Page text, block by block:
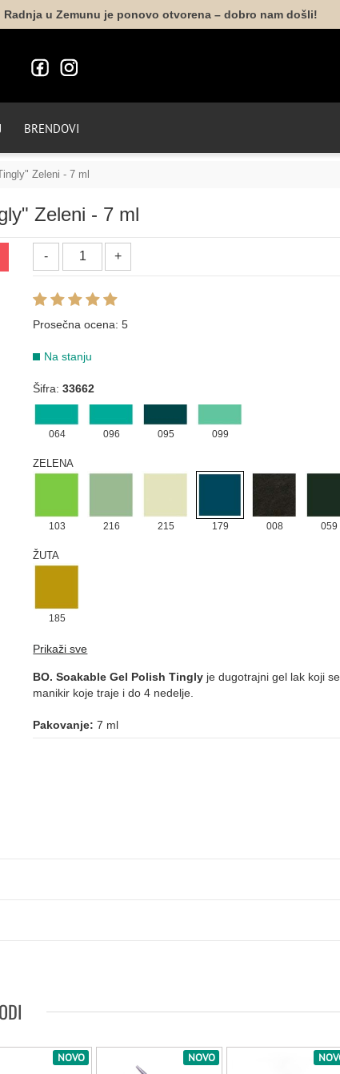
Radnja u Zemunu je ponovo otvorena – dobro nam došli!
BRENDOVI
Zeleni - 7 ml
Zeleni - 7 ml
Prosečna ocena:5
Na stanju
Šifra:33662
PLAVA
093 094 098 090
219
064 096 095 099
ZELENA
103 216 215 179 008 059
ŽUTA
185
Prikaži sve
BO. Soakable Gel Polish Tingly je dugotrajni gel lak koji
manikir koje traje i do 4 nedelje.
Pakovanje: 7 ml
NOVO NOVO